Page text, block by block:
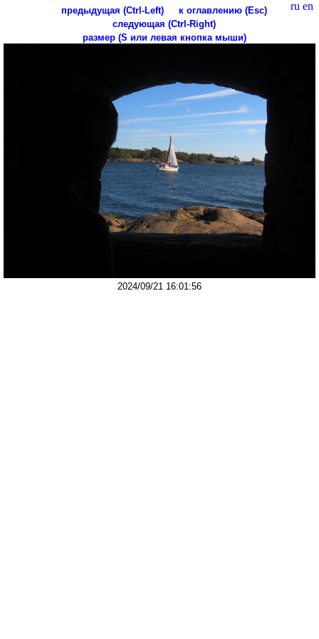
ru en
предыдущая (Ctrl-Left)
к оглавлению (Esc)
следующая (Ctrl-Right)
размер (S или левая кнопка мыши)
2024/09/21 16:01:56